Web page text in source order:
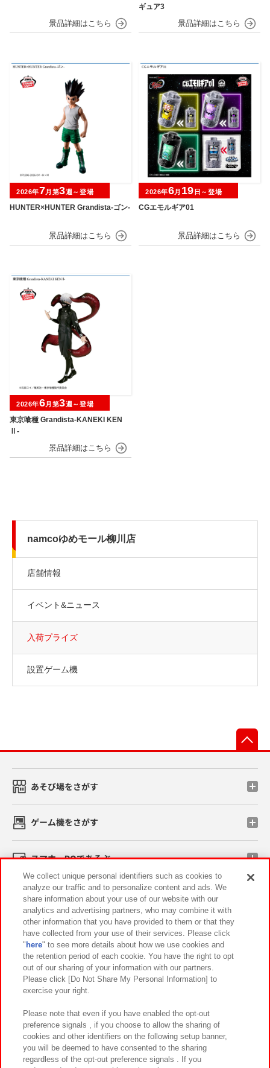
ギュア3
HUNTER×HUNTER Grandista-ゴン-
2026年7月第3週～登場
CGエモルギア01
2026年6月 19 日～登場
東京喰種 Grandista-KANEKI KEN
Ⅱ-
2026年6月第3週～登場
namcoゆめモール柳川店
店舗情報
イベント&ニュース
入荷プライズ
設置ゲーム機
あそび場をさがす
ゲーム機をさがす
スマホ・PCであそぶ
イベント・キャンペーン
関連会社 サステナビリティ サイトポリシー
プライバシーポリシー ウェブアクセシビリティ方針と検証結果
お取引先さまとともに
カスタマーハラスメント対応方針 よくあるご質問・お問い合わせ
We collect unique personal identifiers such as cookies to
analyze our traffic and to personalize content and ads. We
share information about your use of our website with our
analytics and advertising partners, who may combine it with
other information that you have provided to them or that they
have collected from your use of their services. Please click
" here" to see more details about how we use cookies and
the retention period of each cookie. You have the right to opt
out of our sharing of your information with our partners.
Please click [Do Not Share My Personal Information] to
exercise your right.
Please note that even if you have enabled the opt-out
preference signals , if you choose to allow the sharing of
cookies and other identifiers on the following setup banner,
you will be deemed to have consented to the sharing
regardless of the opt-out preference signals . If you